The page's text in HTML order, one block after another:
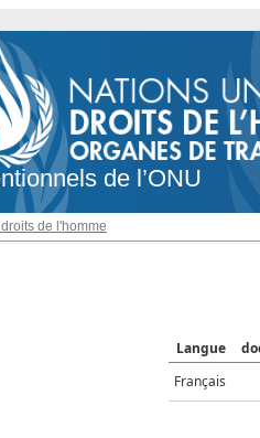
de l’ONU
de l'homme
Langue
Français